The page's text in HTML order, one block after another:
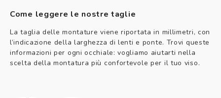
Come leggere le nostre taglie
La taglia delle montature viene riportata in millimetri, con
l’indicazione della larghezza di lenti e ponte. Trovi queste
informazioni per ogni occhiale: vogliamo aiutarti nella
scelta della montatura più confortevole per il tuo viso.